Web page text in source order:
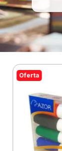
Oferta